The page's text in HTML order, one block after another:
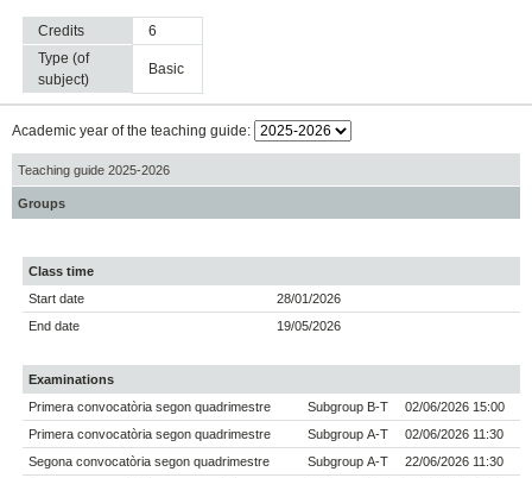
Credits
6
Type (of
subject)
basic
Academic year of the teaching guide:
Teaching guide 2025-2026
Groups
Class time
Start date
28/01/2026
End date
19/05/2026
Examinations
Primera convocatòria segon quadrimestre
Subgroup B-T
02/06/2026 15:00
Primera convocatòria segon quadrimestre
Subgroup A-T
02/06/2026 11:30
Segona convocatòria segon quadrimestre
Subgroup A-T
22/06/2026 11:30